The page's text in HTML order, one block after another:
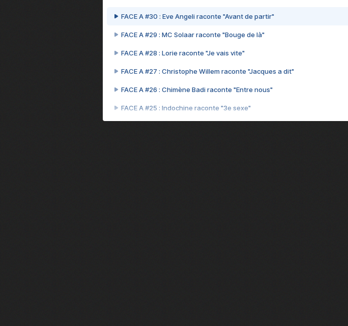
FACE A #30 : Eve Angeli raconte "Avant de partir"
FACE A #29 : MC Solaar raconte "Bouge de là"
FACE A #28 : Lorie raconte "Je vais vite"
FACE A #27 : Christophe Willem raconte "Jacques a dit"
FACE A #26 : Chimène Badi raconte "Entre nous"
FACE A #25 : Indochine raconte "3e sexe"